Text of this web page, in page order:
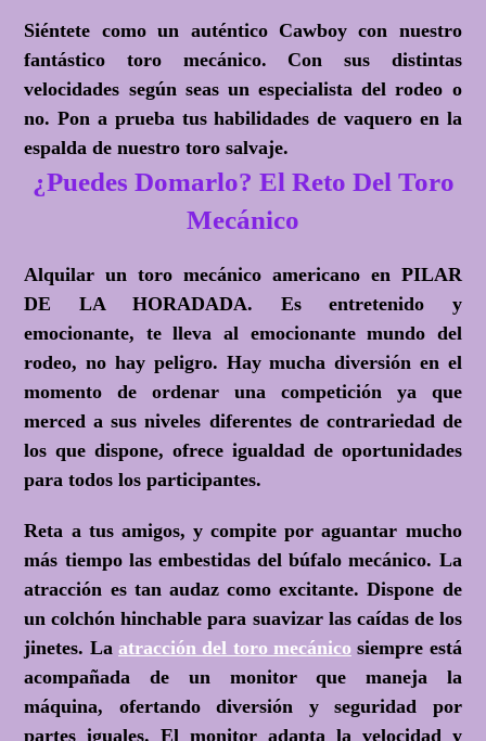
Siéntete como un auténtico Cawboy con nuestro
fantástico toro mecánico. Con sus distintas
velocidades según seas un especialista del rodeo o
no. Pon a prueba tus habilidades de vaquero en la
espalda de nuestro toro salvaje.
¿Puedes Domarlo? El Reto Del Toro
Mecánico
Alquilar un toro mecánico americano en PILAR
DE LA HORADADA. Es entretenido y
emocionante, te lleva al emocionante mundo del
rodeo, no hay peligro. Hay mucha diversión en el
momento de ordenar una competición ya que
merced a sus niveles diferentes de contrariedad de
los que dispone, ofrece igualdad de oportunidades
para todos los participantes.
Reta a tus amigos, y compite por aguantar mucho
más tiempo las embestidas del búfalo mecánico. La
atracción es tan audaz como excitante. Dispone de
un colchón hinchable para suavizar las caídas de los
jinetes. Laatracción del toro mecánico siempre está
acompañada de un monitor que maneja la
máquina, ofertando diversión y seguridad por
partes iguales. El monitor adapta la velocidad y